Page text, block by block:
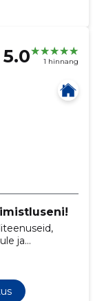
5.0 1 hinnang
ja